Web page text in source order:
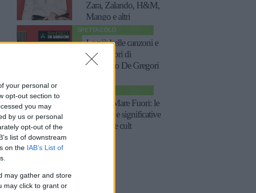
your personal or
opt-out section to
you may
by us or personal
opt-out of the
list of downstream
on the IAB’s List of
may gather and store
may click to grant or
Zara, Zalando, H&M,
Mango e altri
SPETTACOLO
Le più belle canzoni e
frasi celebri di
Francesco De Gregori
Frasi di Mare Fuori: le
più belle e significative
della serie cult